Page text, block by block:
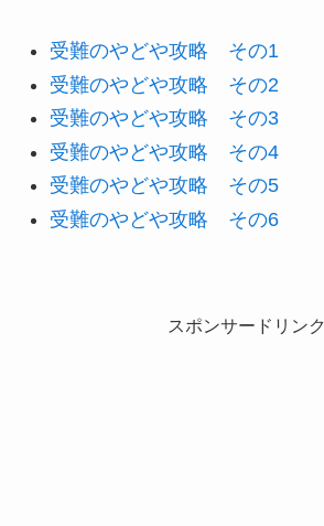
受難のやどや攻略 その1
受難のやどや攻略 その2
受難のやどや攻略 その3
受難のやどや攻略 その4
受難のやどや攻略 その5
受難のやどや攻略 その6
スポンサードリンク